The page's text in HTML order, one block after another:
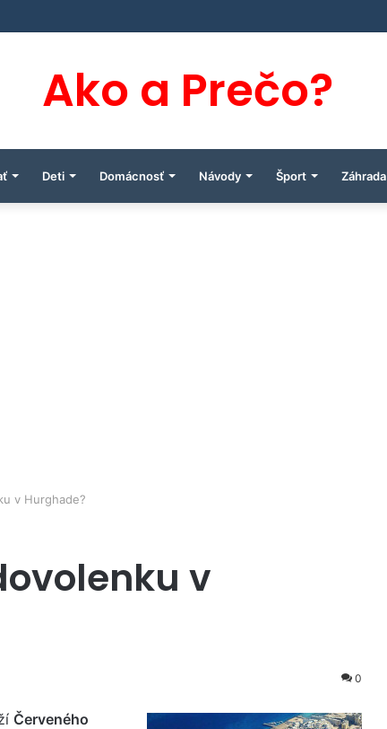
Ako a Prečo?
Deti Domácnosť Návody Šport Záhrada
v Hurghade?
v
0
Červeného